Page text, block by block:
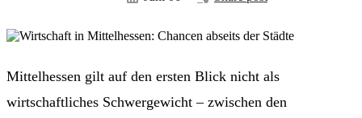
Mittelhessen gilt auf den ersten Blick nicht als
wirtschaftliches Schwergewicht – zwischen den